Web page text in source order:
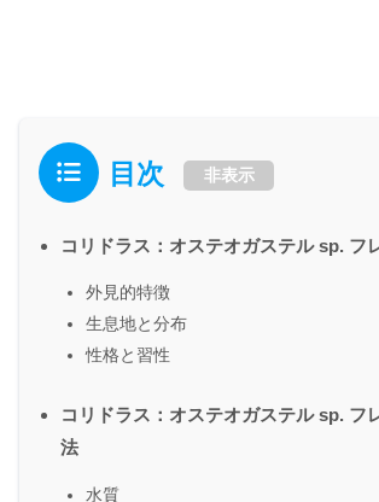
目次 非表示
コリドラス：オステオガステル sp. フ
外見的特徴
生息地と分布
性格と習性
コリドラス：オステオガステル sp. フ
法
水質